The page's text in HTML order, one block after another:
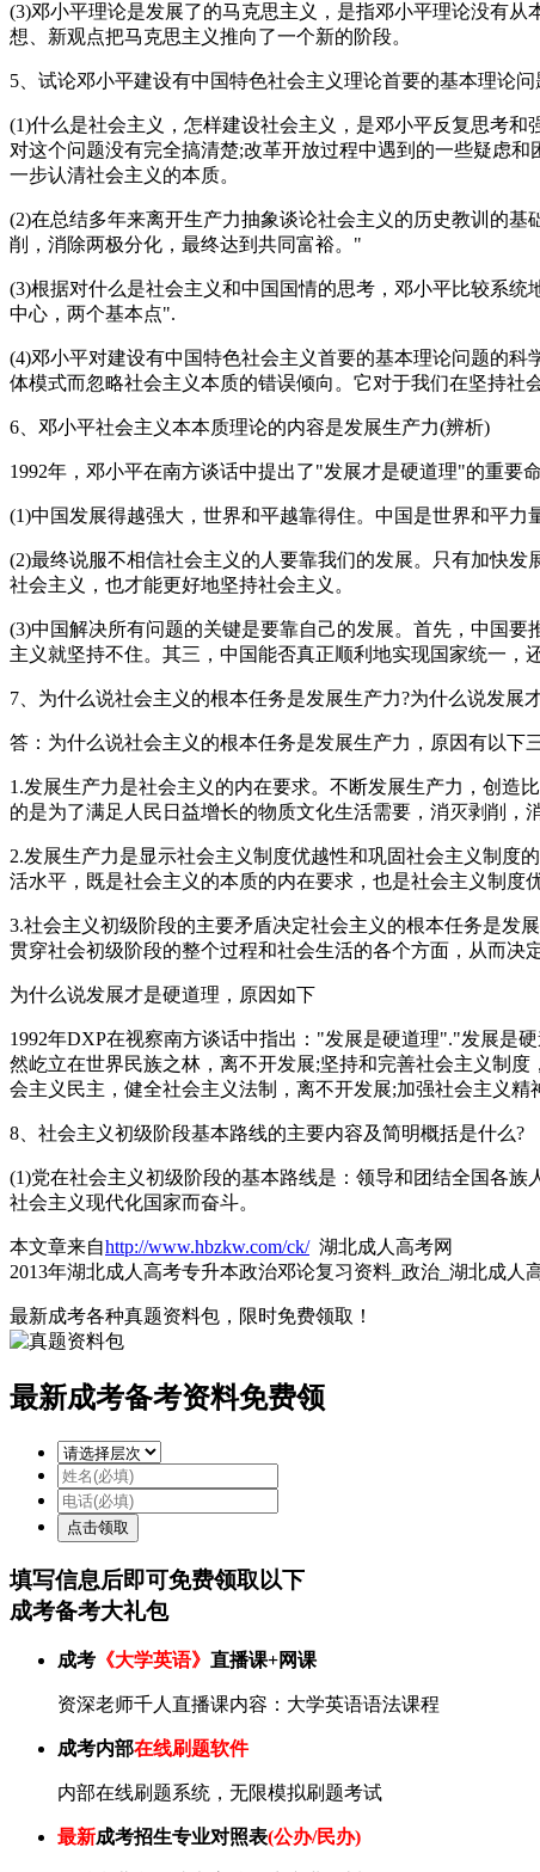
(3)邓小平理论是发展了的马克思主义，是指邓小平理论没有
想、新观点把马克思主义推向了一个新的阶段。
5、试论邓小平建设有中国特色社会主义理论首要的基本理论
(1)什么是社会主义，怎样建设社会主义，是邓小平反复思考
对这个问题没有完全搞清楚;改革开放过程中遇到的一些疑虑
一步认清社会主义的本质。
(2)在总结多年来离开生产力抽象谈论社会主义的历史教训的
削，消除两极分化，最终达到共同富裕。"
(3)根据对什么是社会主义和中国国情的思考，邓小平比较系
中心，两个基本点".
(4)邓小平对建设有中国特色社会主义首要的基本理论问题的
体模式而忽略社会主义本质的错误倾向。它对于我们在坚持社
6、邓小平社会主义本本质理论的内容是发展生产力(辨析)
1992年，邓小平在南方谈话中提出了"发展才是硬道理"的重要
(1)中国发展得越强大，世界和平越靠得住。中国是世界和平
(2)最终说服不相信社会主义的人要靠我们的发展。只有加快
社会主义，也才能更好地坚持社会主义。
(3)中国解决所有问题的关键是要靠自己的发展。首先，中国
主义就坚持不住。其三，中国能否真正顺利地实现国家统一，
7、为什么说社会主义的根本任务是发展生产力?为什么说发展
答：为什么说社会主义的根本任务是发展生产力，原因有以下
1.发展生产力是社会主义的内在要求。不断发展生产力，创造
的是为了满足人民日益增长的物质文化生活需要，消灭剥削，
2.发展生产力是显示社会主义制度优越性和巩固社会主义制度
活水平，既是社会主义的本质的内在要求，也是社会主义制度
3.社会主义初级阶段的主要矛盾决定社会主义的根本任务是发
贯穿社会初级阶段的整个过程和社会生活的各个方面，从而决
为什么说发展才是硬道理，原因如下
1992年DXP在视察南方谈话中指出："发展是硬道理"."发展是
然屹立在世界民族之林，离不开发展;坚持和完善社会主义制
会主义民主，健全社会主义法制，离不开发展;加强社会主义
8、社会主义初级阶段基本路线的主要内容及简明概括是什么?
(1)党在社会主义初级阶段的基本路线是：领导和团结全国各
社会主义现代化国家而奋斗。
本文章来自http://www.hbzkw.com/ck/湖北成人高考网
2013年湖北成人高考专升本政治邓论复习资料_政治_湖北成人
最新成考各种真题资料包，限时免费领取！
最新成考备考资料免费领
填写信息后即可免费领取以下
成考备考大礼包
成考 《大学英语》 直播课+网课
资深老师千人直播课内容：大学英语语法课程
成考内部在线刷题软件
内部在线刷题系统，无限模拟刷题考试
最新成考招生专业对照表(公办/民办)